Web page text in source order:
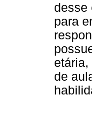
desse
para
de